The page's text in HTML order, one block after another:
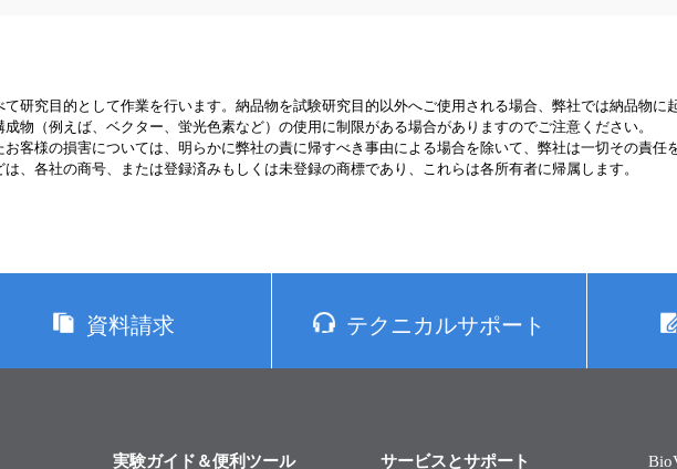
研究目的として作業を行います。納品物を試験研究目的以外へご使用される場合、弊社では納品物に
物（例えば、ベクター、蛍光色素など）の使用に制限がある場合がありますのでご注意ください。
客様の損害については、明らかに弊社の責に帰すべき事由による場合を除いて、弊社は一切その責任
、各社の商号、または登録済みもしくは未登録の商標であり、これらは各所有者に帰属します。
資料請求 テクニカルサポート
実験ガイド＆便利ツール サービスとサポート